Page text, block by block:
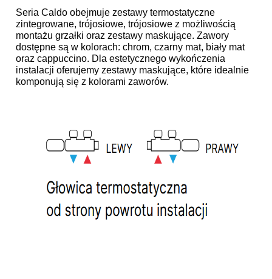
Seria Caldo obejmuje zestawy termostatyczne
zintegrowane, trójosiowe, trójosiowe z możliwością
montażu grzałki oraz zestawy maskujące. Zawory
dostępne są w kolorach: chrom, czarny mat, biały mat
oraz cappuccino. Dla estetycznego wykończenia
instalacji oferujemy zestawy maskujące, które idealnie
komponują się z kolorami zaworów.